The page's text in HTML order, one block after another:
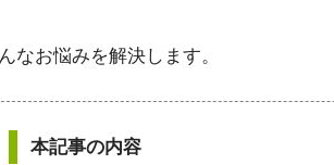
なお悩みを解決します。
本記事の内容